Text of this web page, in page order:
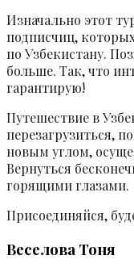
Изначально этот
подписчиц,
по Узбекистану.
больше. Так, что
гарантирую!
Путешествие в
перезагрузиться,
новым углом,
Вернуться
горящими глазами.
Присоединяйся,
Веселова Тоня